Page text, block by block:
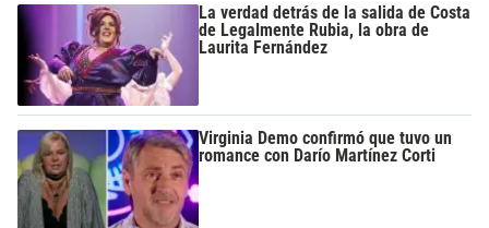
La verdad detrás de la salida de Costa
de Legalmente Rubia, la obra de
Laurita Fernández
Virginia Demo confirmó que tuvo un
romance con Darío Martínez Corti